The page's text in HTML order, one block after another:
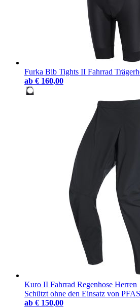
Furka Bib Tights II Fahrrad
ab € 160,00
Kuro II Fahrrad Regenhose Herren
Schützt ohne den Einsatz von
ab € 150,00